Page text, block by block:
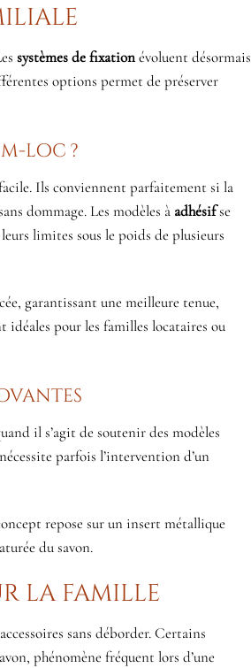
systèmes de fixationévoluent désormais
options permet de préserver
loc ?
Ils conviennent parfaitement si la
dommage. Les modèles à adhésifse
limites sous le poids de plusieurs
garantissant une meilleure tenue,
idéales pour les familles locataires ou
il s’agit de soutenir des modèles
parfois l’intervention d’un
repose sur un insert métallique
du savon.
la famille
sans déborder. Certains
phénomène fréquent lors d’une